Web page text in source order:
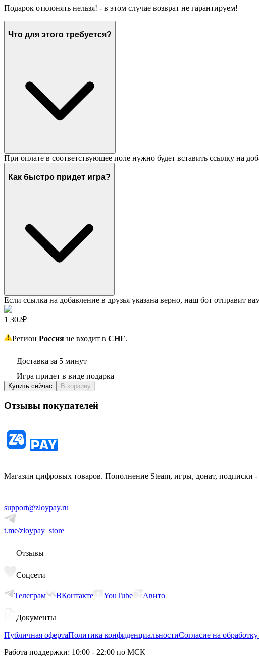
Подарок отклонять нельзя! - в этом случае возврат не гарантируем!
Что для этого требуется?
При оплате в соответствующее поле нужно будет вставить ссылку на
Как быстро придет игра?
Если ссылка на добавление в друзья указана верно, наш бот отправит
1 302₽
Регион Россия не входит в СНГ.
Доставка за 5 минут
Игра придет в виде подарка
Купить сейчас В корзину
Отзывы покупателей
Магазин цифровых товаров. Пополнение Steam, игры, донат, подписки
support@zloypay.ru
t.me/zloypay_store
Отзывы
Соцсети
Телеграм ВКонтакте YouTube Авито
Документы
Публичная офертаПолитика конфиденциальностиСогласие на
Работа поддержки: 10:00 - 22:00 по МСК